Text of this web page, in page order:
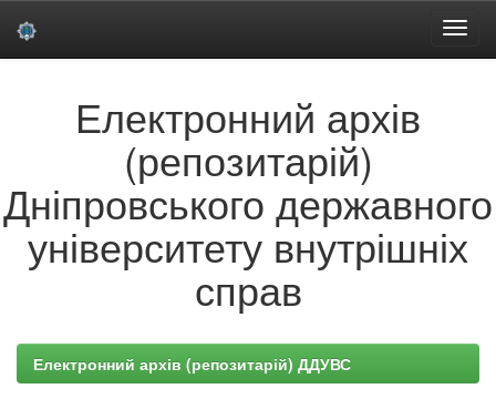
Електронний архів
(репозитарій)
Дніпровського державного
університету внутрішніх
справ
Електронний архів (репозитарій) ДДУВС